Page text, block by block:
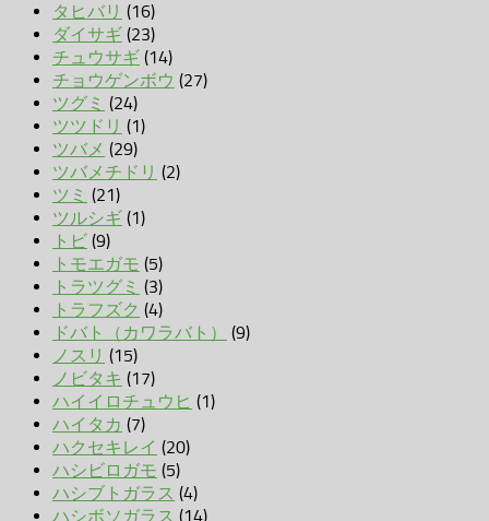
タヒバリ (16)
ダイサギ (23)
チュウサギ (14)
チョウゲンボウ (27)
ツグミ (24)
ツツドリ (1)
ツバメ (29)
ツバメチドリ (2)
ツミ (21)
ツルシギ (1)
トビ (9)
トモエガモ (5)
トラツグミ (3)
トラフズク (4)
ドバト（カワラバト）
(9)
ノスリ (15)
ノビタキ (17)
ハイイロチュウヒ (1)
ハイタカ (7)
ハクセキレイ (20)
ハシビロガモ (5)
ハシブトガラス (4)
ハシボソガラス (14)